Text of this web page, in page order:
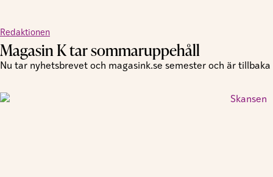
Redaktionen
Magasin K tar sommaruppehåll
Nu tar nyhetsbrevet och magasink.se semester och är